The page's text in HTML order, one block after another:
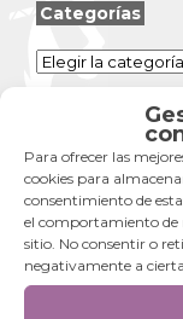
Para ofrecer las
cookies para
consentimiento de
el comportamiento de
sitio. No consentir o
negativamente a
Categorías
Categorías